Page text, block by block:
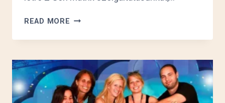
READ MORE MIÉRT?